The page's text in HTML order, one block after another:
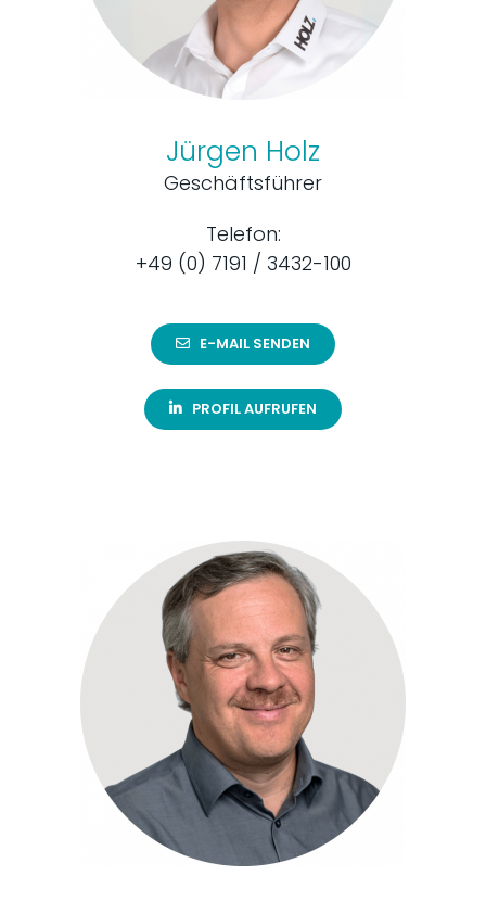
Jürgen Holz
Geschäftsführer
Telefon:
+49 (0) 7191 / 3432-100
E-MAIL SENDEN
PROFIL AUFRUFEN